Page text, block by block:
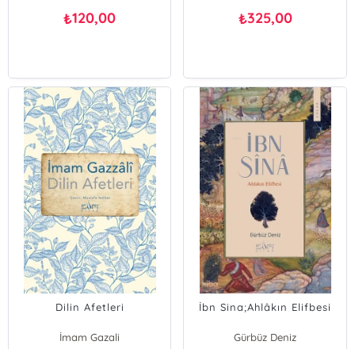
₺120,00 ₺325,00
Dilin Afetleri
İmam Gazali
İbn Sina;Ahlâkın Elifbesi
Gürbüz Deniz